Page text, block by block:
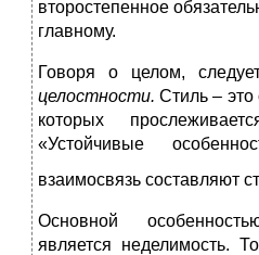
второстепенное
главному.
Говоря о целом,
целостности.Стиль –
которых
«Устойчивые
взаимосвязь составляют
Основной
является неделимость.